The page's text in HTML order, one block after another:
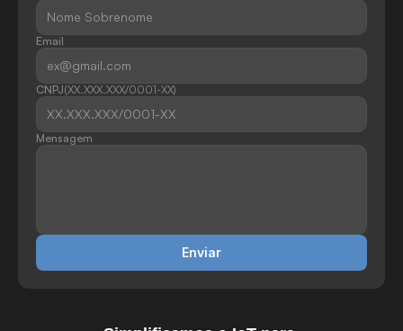
Email
CNPJ(XX.XXX.XXX/0001-XX)
Mensagem
Enviar